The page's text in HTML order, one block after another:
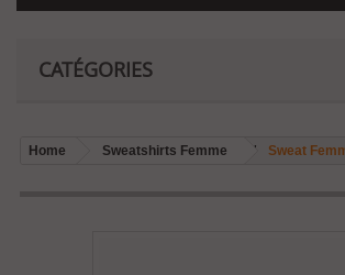
CATÉGORIES
Home Sweatshirts Femme Sweat